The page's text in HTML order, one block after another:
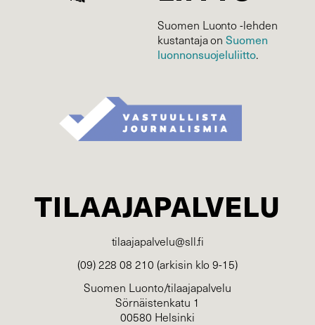
Suomen Luonto -lehden
kustantaja onSuomen
luonnonsuojelu­liitto.
TILAAJAPALVELU
tilaajapalvelu@sll.fi
(09) 228 08 210 (arkisin klo 9-15)
Suomen Luonto/tilaajapalvelu
Sörnäistenkatu 1
00580 Helsinki